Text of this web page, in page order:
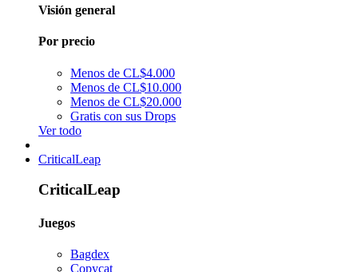
Visión general
Por precio
Menos de CL$4.000
Menos de CL$10.000
Menos de CL$20.000
Gratis con sus Drops
Ver todo
CriticalLeap
CriticalLeap
Juegos
Bagdex
Copycat